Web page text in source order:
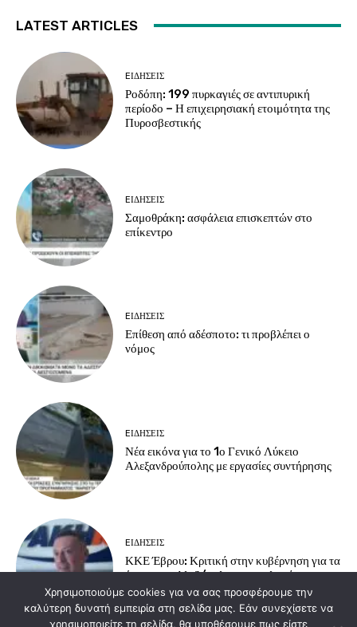
LATEST ARTICLES
EΙΔΗΣΕΙΣ
Ροδόπη: 199 πυρκαγιές σε αντιπυρική
περίοδο – Η επιχειρησιακή ετοιμότητα της
Πυροσβεστικής
EΙΔΗΣΕΙΣ
Σαμοθράκη: ασφάλεια επισκεπτών στο
επίκεντρο
EΙΔΗΣΕΙΣ
Επίθεση από αδέσποτο: τι προβλέπει ο
νόμος
EΙΔΗΣΕΙΣ
Νέα εικόνα για το 1ο Γενικό Λύκειο
Αλεξανδρούπολης με εργασίες συντήρησης
EΙΔΗΣΕΙΣ
ΚΚΕ Έβρου: Κριτική στην κυβέρνηση για τα
έργα στην Αλεξ/πολη και εμπλοκή στους
νατοϊκούς σχεδιασμούς
Χρησιμοποιούμε cookies για να σας προσφέρουμε την
καλύτερη δυνατή εμπειρία στη σελίδα μας. Εάν συνεχίσετε να
χρησιμοποιείτε τη σελίδα, θα υποθέσουμε πως είστε